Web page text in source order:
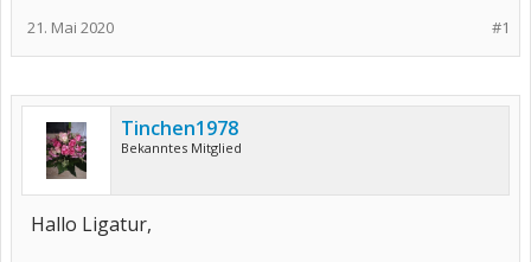
#1
21. Mai 2020
Tinchen1978
Bekanntes Mitglied
Hallo Ligatur,